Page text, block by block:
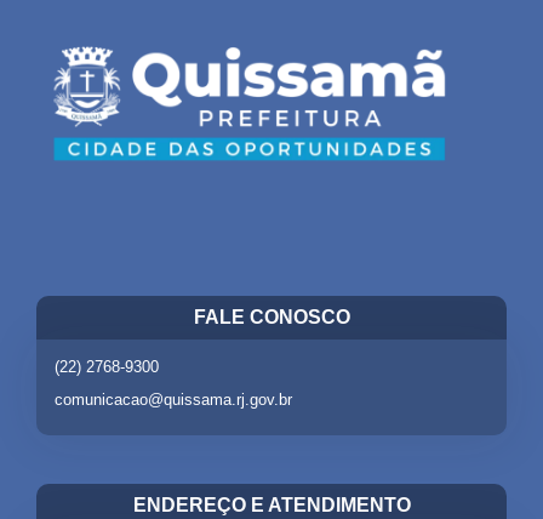
FALE CONOSCO
(22) 2768-9300
comunicacao@quissama.rj.gov.br
ENDEREÇO E ATENDIMENTO